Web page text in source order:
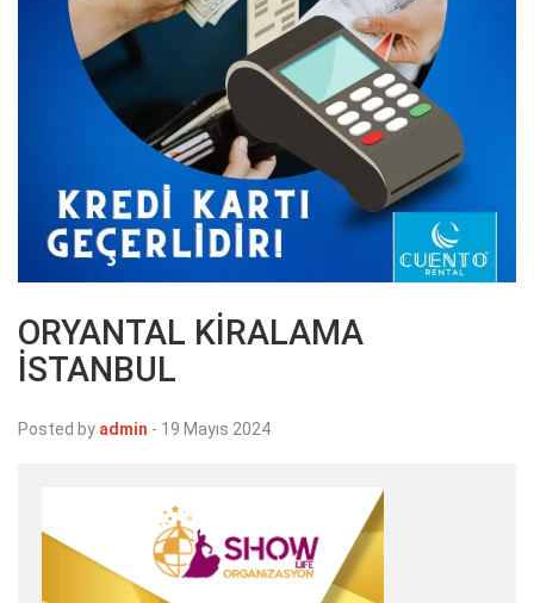
ORYANTAL KİRALAMA
İSTANBUL
Posted by admin - 19 Mayıs 2024